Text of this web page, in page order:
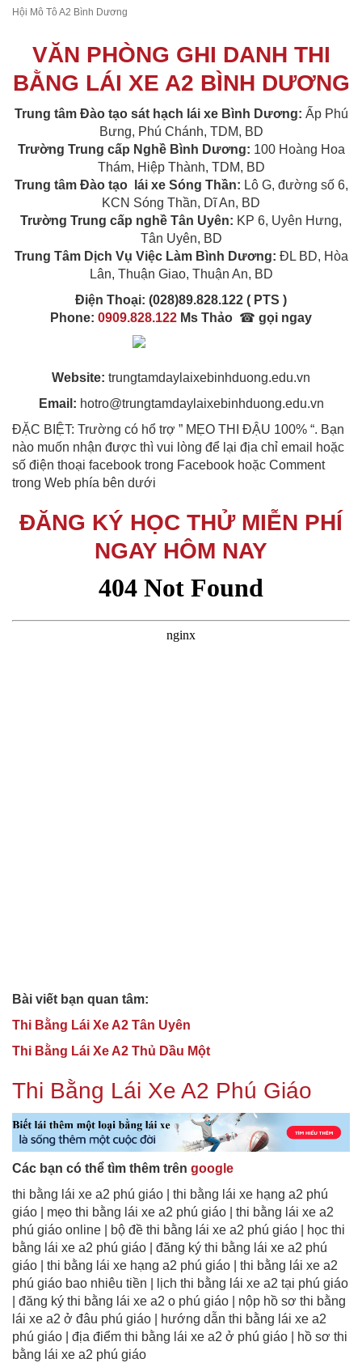
Hội Mô Tô A2 Bình Dương
VĂN PHÒNG GHI DANH THI
BẰNG LÁI XE A2 BÌNH DƯƠNG
Trung tâm Đào tạo sát hạch lái xe Bình Dương: Ấp Phú
Bưng, Phú Chánh, TDM, BD
Trường Trung cấp Nghề Bình Dương: 100 Hoàng Hoa
Thám, Hiệp Thành, TDM, BD
Trung tâm Đào tạo lái xe Sóng Thần: Lô G, đường số 6,
KCN Sóng Thần, Dĩ An, BD
Trường Trung cấp nghề Tân Uyên: KP 6, Uyên Hưng,
Tân Uyên, BD
Trung Tâm Dịch Vụ Việc Làm Bình Dương: ĐL BD, Hòa
Lân, Thuận Giao, Thuận An, BD
Điện Thoại: (028)89.828.122 ( PTS )
Phone: 0909.828.122 Ms Thảo ☎ gọi ngay
Website: trungtamdaylaixebinhduong.edu.vn
Email: hotro@trungtamdaylaixebinhduong.edu.vn
ĐẶC BIỆT: Trường có hổ trợ ” MẸO THI ĐẬU 100% “. Bạn
nào muốn nhận được thì vui lòng để lại địa chỉ email hoặc
số điện thoại facebook trong Facebook hoặc Comment
trong Web phía bên dưới
ĐĂNG KÝ HỌC THỬ MIỄN PHÍ
NGAY HÔM NAY
Bài viết bạn quan tâm:
Thi Bằng Lái Xe A2 Tân Uyên
Thi Bằng Lái Xe A2 Thủ Dầu Một
Thi Bằng Lái Xe A2 Phú Giáo
Các bạn có thể tìm thêm trên google
thi bằng lái xe a2 phú giáo | thi bằng lái xe hạng a2 phú
giáo | mẹo thi bằng lái xe a2 phú giáo | thi bằng lái xe a2
phú giáo online | bộ đề thi bằng lái xe a2 phú giáo | học thi
bằng lái xe a2 phú giáo | đăng ký thi bằng lái xe a2 phú
giáo | thi bằng lái xe hạng a2 phú giáo | thi bằng lái xe a2
phú giáo bao nhiêu tiền | lịch thi bằng lái xe a2 tại phú giáo
| đăng ký thi bằng lái xe a2 o phú giáo | nộp hồ sơ thi bằng
lái xe a2 ở đâu phú giáo | hướng dẫn thi bằng lái xe a2
phú giáo | địa điểm thi bằng lái xe a2 ở phú giáo | hồ sơ thi
bằng lái xe a2 phú giáo